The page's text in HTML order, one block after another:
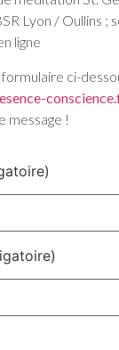
Lyon / Oullins ;
ligne
ci-
message !